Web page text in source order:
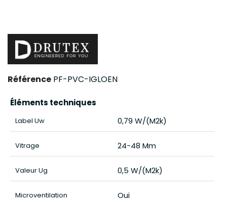
Référence PF-PVC-IGLOEN
Éléments techniques
Label Uw 0,79 W/(m2k)
Vitrage 24-48 Mm
Valeur Ug 0,5 W/(m2k)
Microventilation Oui